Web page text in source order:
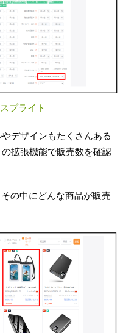
プライト
デザインもたくさんある
拡張機能で販売数を確認
の中にどんな商品が販売